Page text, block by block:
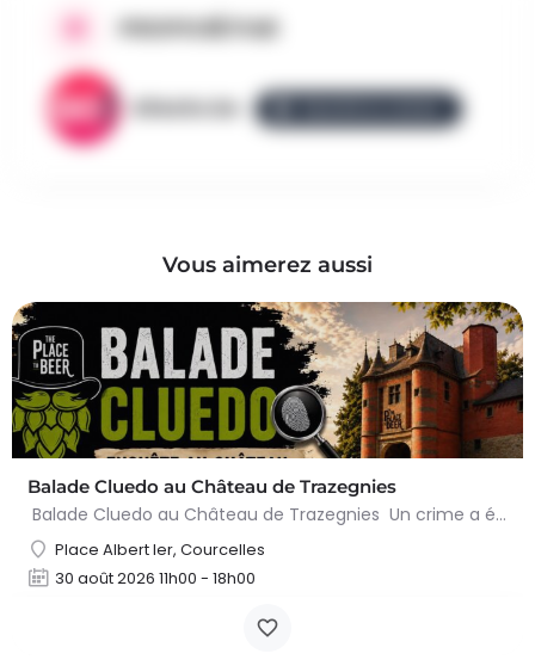
PROPOSÉ PAR
Vous aimerez aussi
Balade Cluedo au Château de Trazegnies
Balade Cluedo au Château de Trazegnies Un crime a été commis au Château de Trazegnies… À vous de résoudre…
Place Albert Ier, Courcelles
30 août 2026 11h00 - 18h00